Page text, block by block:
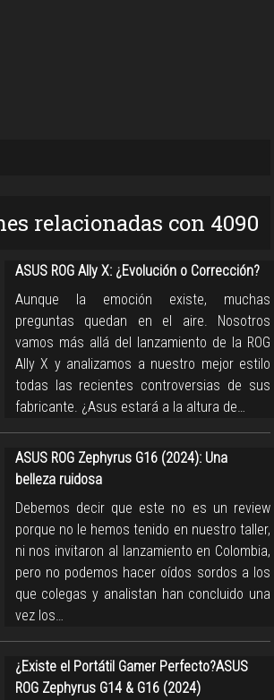
relacionadas con 4090
ASUS ROG Ally X: ¿Evolución o Corrección?
Aunque la emoción existe, muchas
preguntas quedan en el aire. Nosotros
vamos más allá del lanzamiento de la ROG
Ally X y analizamos a nuestro mejor estilo
todas las recientes controversias de sus
fabricante. ¿Asus estará a la altura de…
ASUS ROG Zephyrus G16 (2024): Una
belleza ruidosa
Debemos decir que este no es un review
porque no le hemos tenido en nuestro taller,
ni nos invitaron al lanzamiento en Colombia,
pero no podemos hacer oídos sordos a los
que colegas y analistan han concluido una
vez los…
¿Existe el Portátil Gamer Perfecto?ASUS
ROG Zephyrus G14 & G16 (2024)